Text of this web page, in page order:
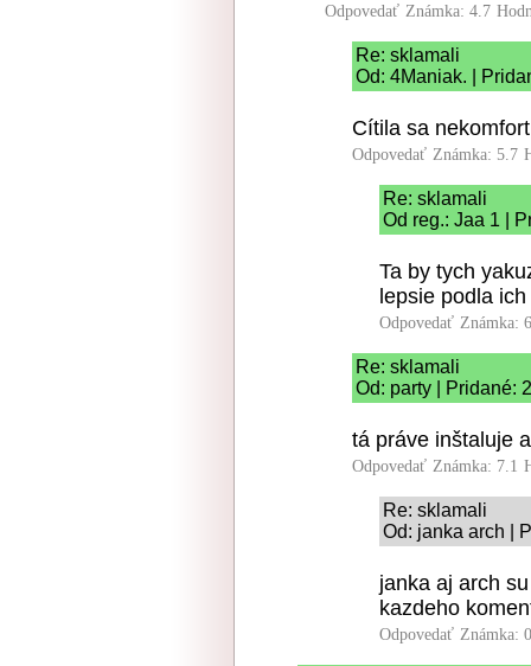
Odpovedať Známka: 4.7
Re: sklamali
Od: 4Maniak. |
Cítila sa
Odpovedať Známka: 5.7
Re: sklamali
Od reg.: Jaa 1 |
Ta by tych
lepsie podla
Odpovedať Známka:
Re: sklamali
Od: party | Pridané:
tá práve inštaluje
Odpovedať Známka: 7.1
Re: sklamali
Od: janka arch |
janka aj arch
kazdeho
Odpovedať Známka: